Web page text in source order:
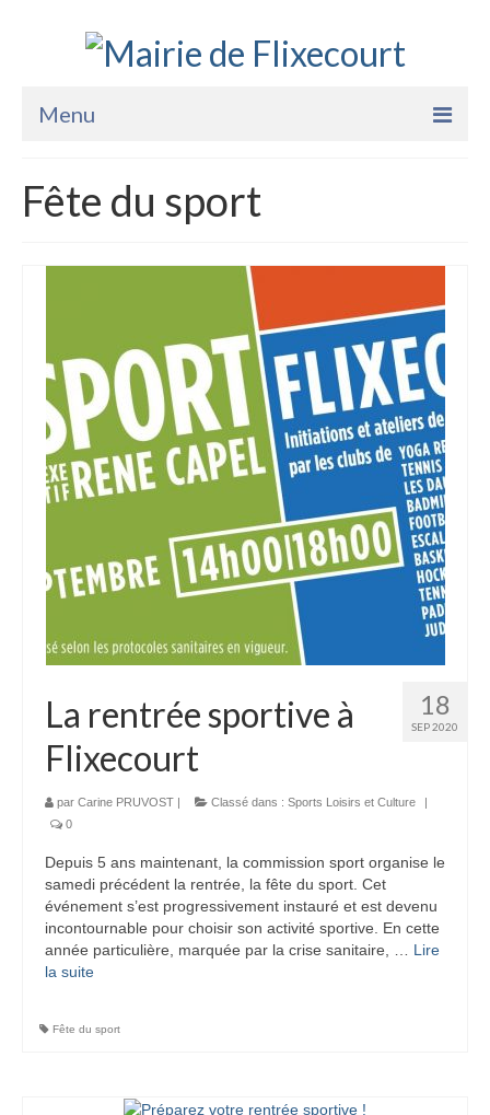
Menu
La Mairie
Vie Pratique
Enfance Jeunesse
Sports Loisirs et Culture
Fête du sport
18
SEP 2020
La rentrée sportive à
Flixecourt
par Carine PRUVOST | Classé dans : Sports Loisirs et Culture
|
0
Depuis 5 ans maintenant, la commission sport organise le
samedi précédent la rentrée, la fête du sport. Cet
événement s’est progressivement instauré et est devenu
incontournable pour choisir son activité sportive. En cette
année particulière, marquée par la crise sanitaire, … Lire
la suite­­
Fête du sport